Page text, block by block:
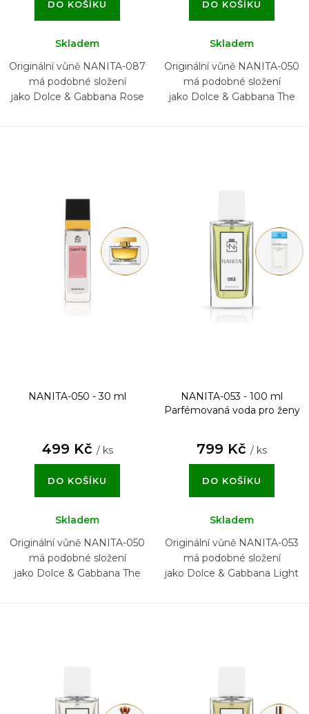
DO KOŠÍKU
Skladem
Originální vůně NANITA-087
má podobné složení
jako Dolce & Gabbana Rose
DO KOŠÍKU
Skladem
Originální vůně NANITA-050
má podobné složení
jako Dolce & Gabbana The
NANITA-050 - 30 ml
499 Kč / ks
DO KOŠÍKU
Skladem
Originální vůně NANITA-050
má podobné složení
jako Dolce & Gabbana The
NANITA-053 - 100 ml
Parfémovaná voda pro ženy
799 Kč / ks
DO KOŠÍKU
Skladem
Originální vůně NANITA-053
má podobné složení
jako Dolce & Gabbana Light